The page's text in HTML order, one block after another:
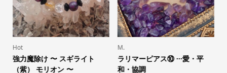
Hot
強力魔除け 〜 スギライト
（紫） モリオン 〜
M.
ラリマーピアス⑩ ···愛・平
和・協調